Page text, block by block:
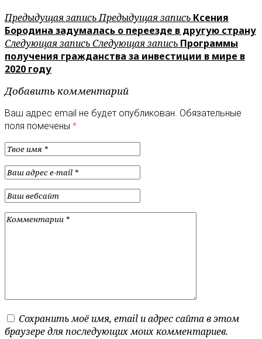
Предыдущая записьПредыдущая запись Ксения
Бородина задумалась о переезде в другую страну
Следующая запись Следующая запись Программы
получения гражданства за инвестиции в мире в
2020 году
Добавить комментарий
Ваш адрес email не будет опубликован. Обязательные
поля помечены *
Сохранить моё имя, email и адрес сайта в этом
браузере для последующих моих комментариев.